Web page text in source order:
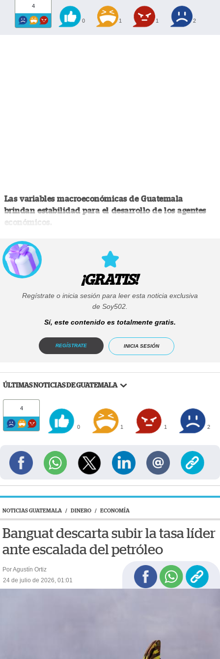
4
0 1 1 2
Las variables macroeconómicas de Guatemala
brindan estabilidad para el desarrollo de los agentes
económicos.
¡GRATIS!
Regístrate o inicia sesión para leer esta noticia exclusiva
de Soy502.
Sí, este contenido es totalmente gratis.
REGÍSTRATE INICIA SESIÓN
ÚLTIMAS NOTICIAS DE GUATEMALA
4
0 1 1 2
NOTICIAS GUATEMALA / DINERO / ECONOMÍA
Banguat descarta subir la tasa líder
ante escalada del petróleo
Por Agustín Ortiz
24 de julio de 2026, 01:01